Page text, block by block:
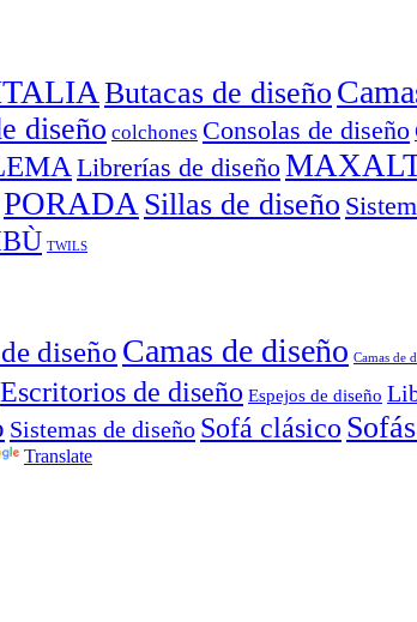
Butacas de diseño
diseño colchones Consolas de diseño
Librerías de diseño
PORADASillas de diseño
TWILS
diseño Camas de diseño Camas de
Escritorios de diseño Espejos de diseño
Sistemas de diseño Sofá clásico
Translate